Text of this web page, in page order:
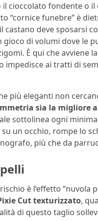
cioccolato fondente o il
“cornice funebre” è
castano deve sposarsi
di volumi dove le
È qui che avviene
ai tratti di
più eleganti non
sia la migliore
sottolinea ogni
un occhio, rompe lo
più che da
è l’effetto “nuvola
Cut texturizzato,
di questo taglio